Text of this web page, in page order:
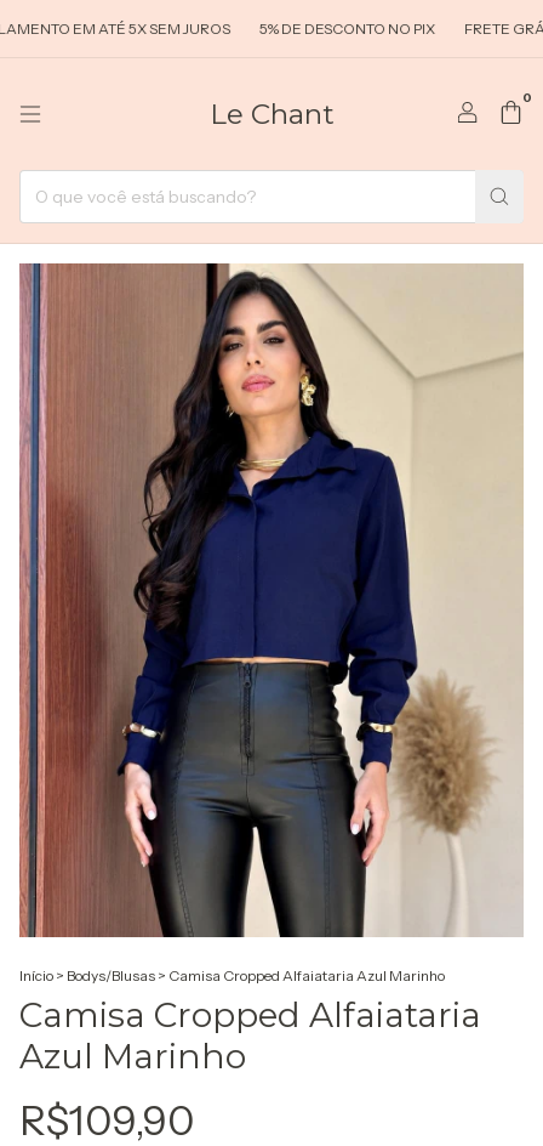
EM ATÉ 5X SEM JUROS 5% DE DESCONTO NO PIX FRETE
Le Chant 0
Início > Bodys/Blusas > Camisa Cropped Alfaiataria Azul Marinho
Camisa Cropped Alfaiataria
Azul Marinho
R$109,90